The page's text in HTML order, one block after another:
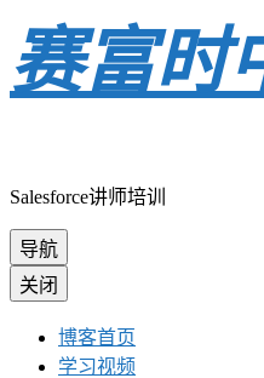
赛富时
Salesforce讲师培训
导航
关闭
博客首页
学习视频